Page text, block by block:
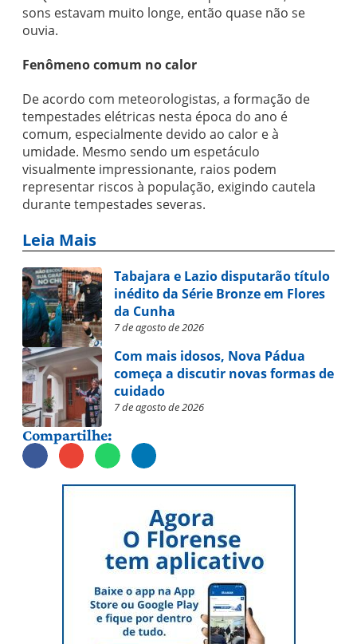
sons estavam muito longe, então quase não se
ouvia.
Fenômeno comum no calor
De acordo com meteorologistas, a formação de
tempestades elétricas nesta época do ano é
comum, especialmente devido ao calor e à
umidade. Mesmo sendo um espetáculo
visualmente impressionante, raios podem
representar riscos à população, exigindo cautela
durante tempestades severas.
Leia Mais
Tabajara e Lazio disputarão título
inédito da Série Bronze em Flores
da Cunha
7 de agosto de 2026
Com mais idosos, Nova Pádua
começa a discutir novas formas de
cuidado
7 de agosto de 2026
Compartilhe: